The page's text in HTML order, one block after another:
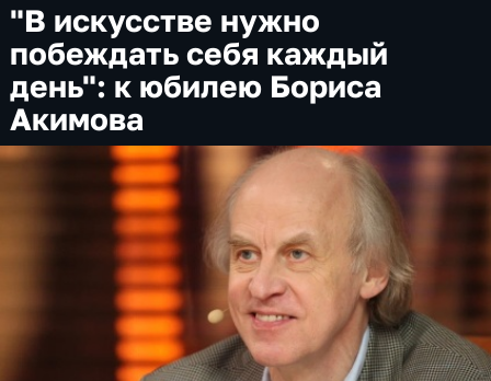
"В искусстве нужно
побеждать себя каждый
день": к юбилею Бориса
Акимова